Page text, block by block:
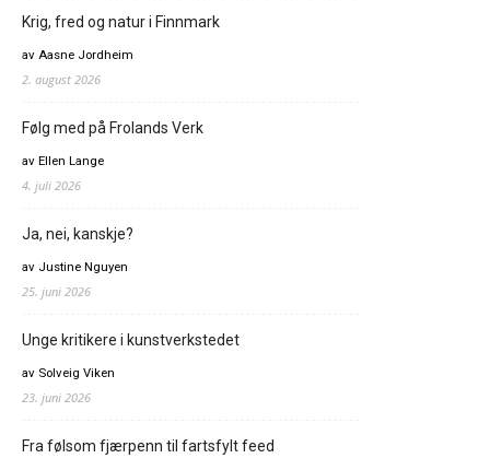
Krig, fred og natur i Finnmark
av Aasne Jordheim
2. august 2026
Følg med på Frolands Verk
av Ellen Lange
4. juli 2026
Ja, nei, kanskje?
av Justine Nguyen
25. juni 2026
Unge kritikere i kunstverkstedet
av Solveig Viken
23. juni 2026
Fra følsom fjærpenn til fartsfylt feed